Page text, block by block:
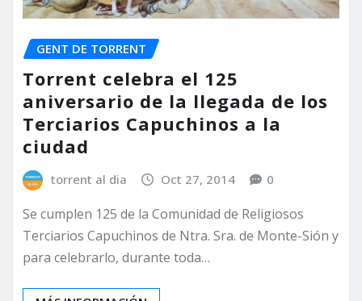
GENT DE TORRENT
Torrent celebra el 125
aniversario de la llegada de los
Terciarios Capuchinos a la
ciudad
torrent al dia Oct 27, 2014 0
Se cumplen 125 de la Comunidad de Religiosos
Terciarios Capuchinos de Ntra. Sra. de Monte-Sión y
para celebrarlo, durante toda…